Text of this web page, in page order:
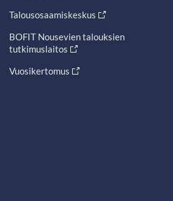
Talousosaamiskeskus
BOFIT Nousevien talouksien
tutkimuslaitos
Vuosikertomus